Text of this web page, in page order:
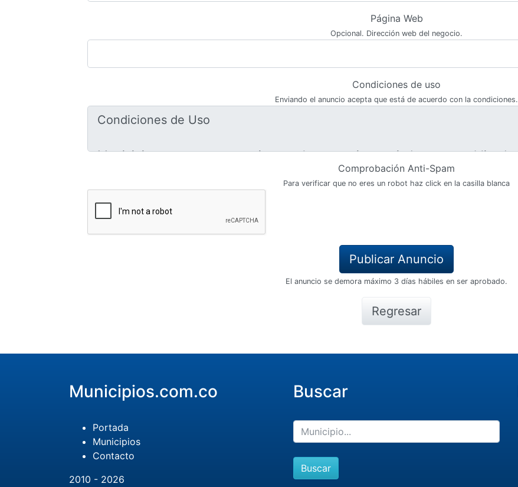
Página Web
Opcional. Dirección web del negocio.
Condiciones de uso
Enviando el anuncio acepta que está de acuerdo con la condiciones.
Comprobación Anti-Spam
Para verificar que no eres un robot haz click en la casilla blanca
El anuncio se demora máximo 3 días hábiles en ser aprobado.
Regresar
Municipios.com.co
Portada
Municipios
Contacto
2010 - 2026
Buscar
Buscar